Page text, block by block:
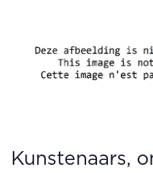
Kunstenaars,